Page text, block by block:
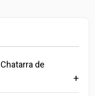
de